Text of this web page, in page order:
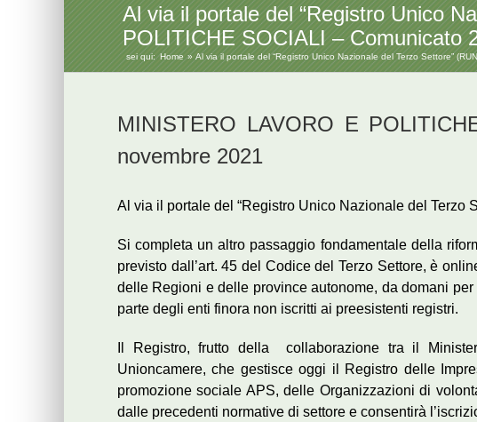
Al via il portale del “Registro Unico
POLITICHE SOCIALI – Comunicato
sei qui: Home Al via il portale del “Registro Unico Nazionale del Terzo Settore”
MINISTERO LAVORO E
novembre 2021
Al via il portale del “Registro Unico Nazionale del Terzo
Si completa un altro passaggio fondamentale della
previsto dall’art. 45 del Codice del Terzo Settore, è
delle Regioni e delle province autonome, da domani
parte degli enti finora non iscritti ai preesistenti registri.
Il Registro, frutto della collaborazione tra il
Unioncamere, che gestisce oggi il Registro delle
promozione sociale APS, delle Organizzazioni di
dalle precedenti normative di settore e consentirà